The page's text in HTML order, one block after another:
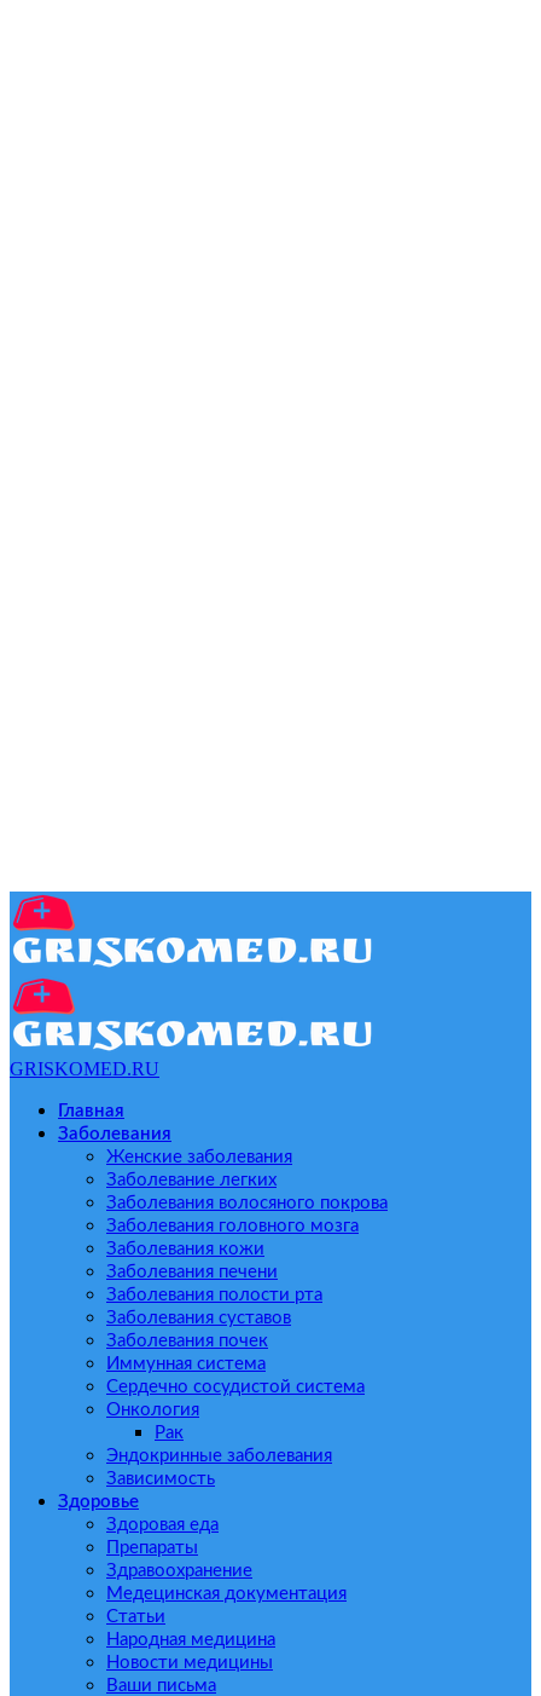
GRISKOMED.RU
Главная
Заболевания
Женские заболевания
Заболевание легких
Заболевания волосяного покрова
Заболевания головного мозга
Заболевания кожи
Заболевания печени
Заболевания полости рта
Заболевания суставов
Заболевания почек
Иммунная система
Сердечно сосудистой система
Онкология
Рак
Эндокринные заболевания
Зависимость
Здоровье
Здоровая еда
Препараты
Здравоохранение
Медецинская документация
Статьи
Народная медицина
Новости медицины
Ваши письма